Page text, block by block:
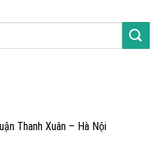
Thanh Xuân – Hà Nội